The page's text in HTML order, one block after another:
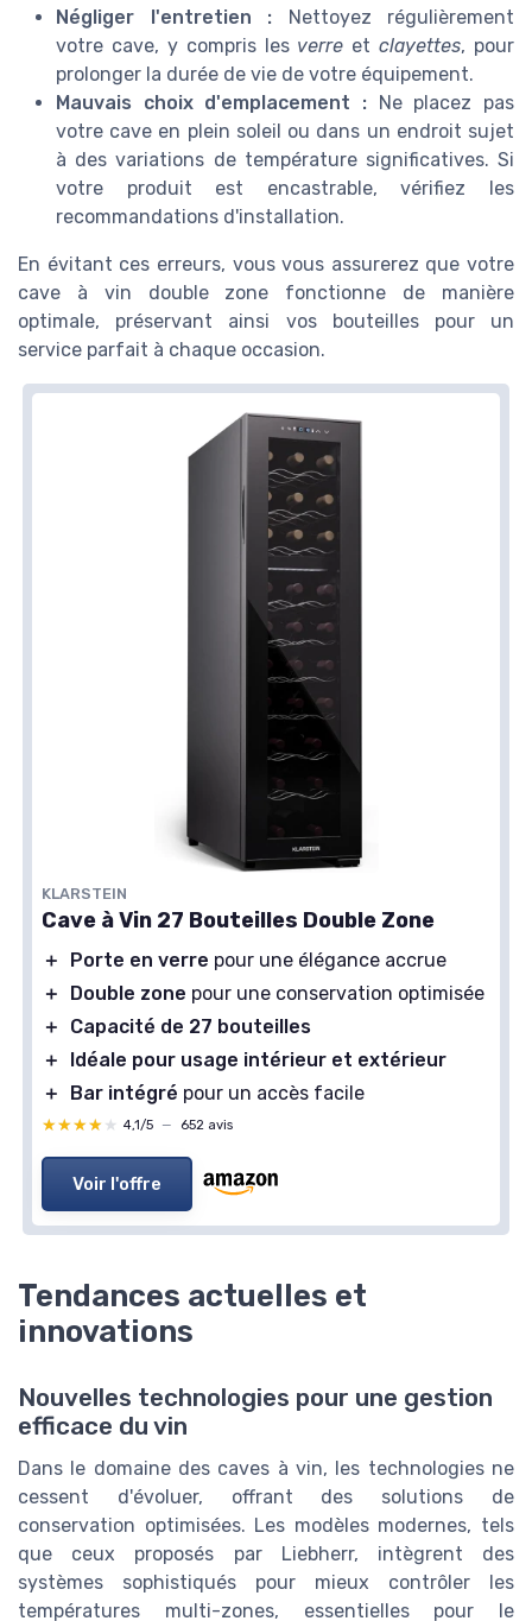
Négliger l'entretien : Nettoyez régulièrement
votre cave, y compris les verre etclayettes, pour
prolonger la durée de vie de votre équipement.
Mauvais choix d'emplacement : Ne placez pas
votre cave en plein soleil ou dans un endroit sujet
à des variations de température significatives. Si
votre produit est encastrable, vérifiez les
recommandations d'installation.
En évitant ces erreurs, vous vous assurerez que votre
cave à vin double zone fonctionne de manière
optimale, préservant ainsi vos bouteilles pour un
service parfait à chaque occasion.
KLARSTEIN
Cave à Vin 27 Bouteilles Double Zone
＋ Porte en verre pour une élégance accrue
＋
Double zone pour une conservation optimisée
＋
Capacité de 27 bouteilles
＋
Idéale pour usage intérieur et extérieur
＋
Bar intégré pour un accès facile
★★★★★
★★★★★ 4,1/5 — 652 avis
Voir l'offre
Tendances actuelles et
innovations
Nouvelles technologies pour une gestion
efficace du vin
Dans le domaine des caves à vin, les technologies ne
cessent d'évoluer, offrant des solutions de
conservation optimisées. Les modèles modernes, tels
que ceux proposés par Liebherr, intègrent des
systèmes sophistiqués pour mieux contrôler les
températures multi-zones, essentielles pour le